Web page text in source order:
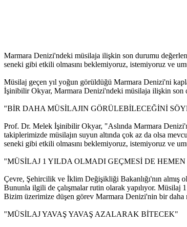
Marmara Denizi'ndeki müsilaja ilişkin son durumu
seneki gibi etkili olmasını beklemiyoruz, istemiyoruz ve
Müsilaj geçen yıl yoğun görüldüğü Marmara Denizi'ni
İşinibilir Okyar, Marmara Denizi'ndeki müsilaja ilişkin son
"BİR DAHA MÜSİLAJIN GÖRÜLEBİLECEĞİNİ
Prof. Dr. Melek İşinibilir Okyar, "Aslında Marmara
takiplerimizde müsilajın suyun altında çok az da olsa
seneki gibi etkili olmasını beklemiyoruz, istemiyoruz ve
"MÜSİLAJ 1 YILDA OLMADI GEÇMESİ DE
Çevre, Şehircilik ve İklim Değişikliği Bakanlığı'nın almış
Bununla ilgili de çalışmalar rutin olarak yapılıyor. Müsilaj
Bizim üzerimize düşen görev Marmara Denizi'nin bir daha
"MÜSİLAJ YAVAŞ YAVAŞ AZALARAK BİTECEK"